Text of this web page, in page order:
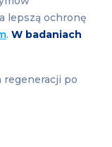
lepszą ochronę
. W badaniach
regeneracji po